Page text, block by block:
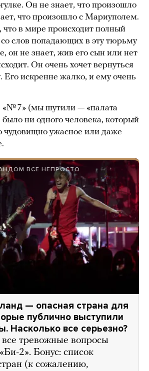
Он не знает, что произошло
что произошло с Мариуполем.
что в мире происходит полный
слов попадающих в эту тюрьму
он не знает, жив его сын или нет
Он очень хочет вернуться
Его искренне жалко, и ему очень
7» (мы шутили — «палата
ни одного человека, который
чудовищно ужасное или даже
ВСЕ НЕПРОСТО
— опасная страна для
публично выступили
Насколько все серьезно?
тревожные вопросы
2». Бонус: список
(к сожалению,